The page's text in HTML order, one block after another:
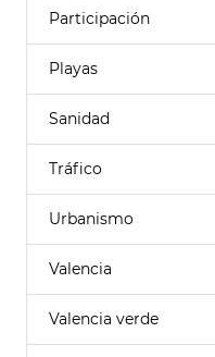
Participación
Playas
Sanidad
Tráfico
Urbanismo
Valencia
Valencia verde